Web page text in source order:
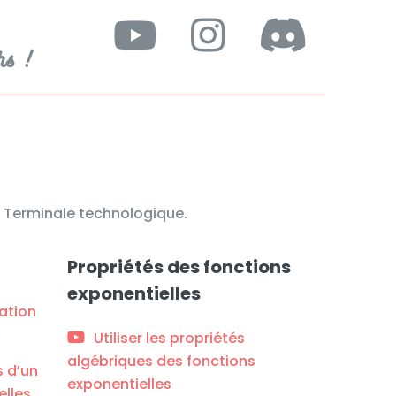
!
technologique.
Propriétés des fonctions
exponentielles
Utiliser les propriétés
algébriques des fonctions
exponentielles